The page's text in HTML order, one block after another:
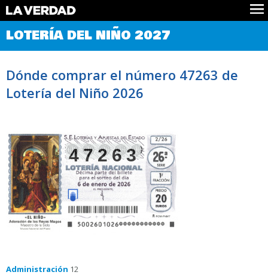
Comprobar Loteria del Niño
Premios
Noticias
Datos
LOTERÍA DEL NIÑO 2027
Dónde comprar el número 47263 de
Lotería del Niño 2026
47263
Administración 12